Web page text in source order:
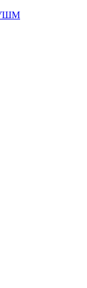
УШМ